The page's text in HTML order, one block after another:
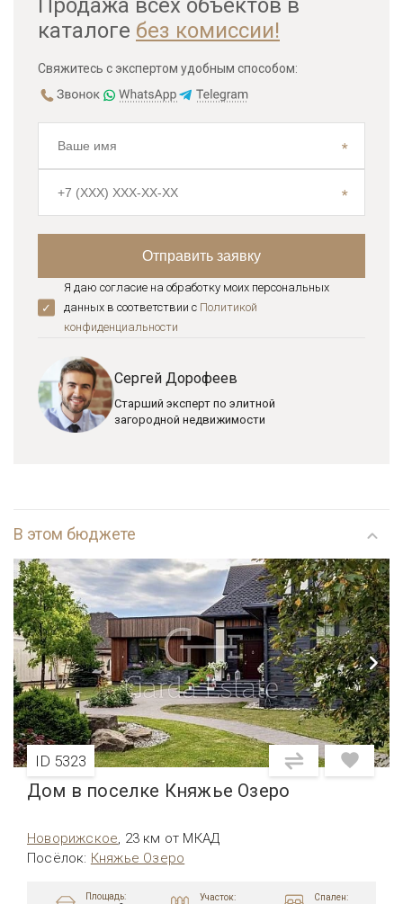
Продажа всех объектов в
каталоге без комиссии!
Свяжитесь с экспертом удобным способом:
Я даю согласие на обработку моих персональных
данных в соответствии с Политикой
конфиденциальноcти
Сергей Дорофеев
Старший эксперт по элитной
загородной недвижимости
В этом бюджете
ID 5323
Дом в поселке Княжье Озеро
Новорижское, 23 км от МКАД
Посёлок: Княжье Озеро
Площадь: Участок: Спален: